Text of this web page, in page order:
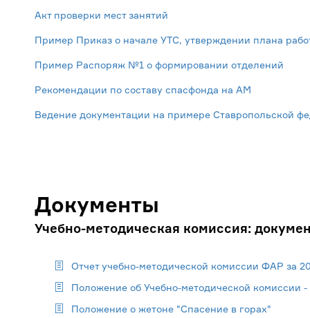
Акт проверки мест занятий
Пример Приказ о начале УТС, утверждении плана
Пример Распоряж №1 о формировании отделений
Рекомендации по составу спасфонда на АМ
Ведение документации на примере Ставропольской
Документы
Учебно-методическая комиссия:
Отчет учебно-методической комиссии ФАР за
Положение об Учебно-методической комиссии -
Положение о жетоне "Спасение в горах"